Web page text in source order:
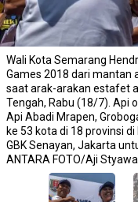
Wali Kota Semarang
Games 2018 dari mantan
saat arak-arakan estafet
Tengah, Rabu (18/7). Api
Api Abadi Mrapen,
ke 53 kota di 18 provinsi
GBK Senayan, Jakarta
ANTARA FOTO/Aji